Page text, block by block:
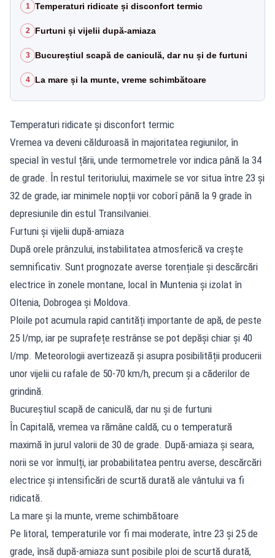
1 Temperaturi ridicate și disconfort termic
2 Furtuni și vijelii după-amiaza
3 Bucureștiul scapă de caniculă, dar nu și de furtuni
4 La mare și la munte, vreme schimbătoare
Temperaturi ridicate și disconfort termic
Vremea va deveni călduroasă în majoritatea regiunilor, în
special în vestul țării, unde termometrele vor indica până la 34
de grade. În restul teritoriului, maximele se vor situa între 23 și
32 de grade, iar minimele nopții vor coborî până la 9 grade în
depresiunile din estul Transilvaniei.
Furtuni și vijelii după-amiaza
După orele prânzului, instabilitatea atmosferică va crește
semnificativ. Sunt prognozate averse torențiale și descărcări
electrice în zonele montane, local în Muntenia și izolat în
Oltenia, Dobrogea și Moldova.
Ploile pot acumula rapid cantități importante de apă, de peste
25 l/mp, iar pe suprafețe restrânse se pot depăși chiar și 40
l/mp. Meteorologii avertizează și asupra posibilității producerii
unor vijelii cu rafale de 50-70 km/h, precum și a căderilor de
grindină.
Bucureștiul scapă de caniculă, dar nu și de furtuni
În Capitală, vremea va rămâne caldă, cu o temperatură
maximă în jurul valorii de 30 de grade. După-amiaza și seara,
norii se vor înmulți, iar probabilitatea pentru averse, descărcări
electrice și intensificări de scurtă durată ale vântului va fi
ridicată.
La mare și la munte, vreme schimbătoare
Pe litoral, temperaturile vor fi mai moderate, între 23 și 25 de
grade, însă după-amiaza sunt posibile ploi de scurtă durată,